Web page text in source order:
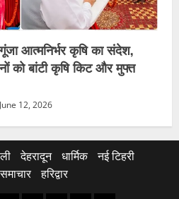
आत्मनिर्भर कृषि का संदेश,
को बांटी कृषि किट और मुफ्त
June 12, 2026
देहरादून धार्मिक
नई टिहरी
हरिद्वार